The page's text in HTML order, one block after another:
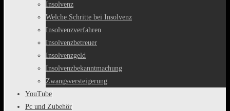
Insolvenz
Welche Schritte bei Insolvenz
Insolvenzverfahren
Insolvenzbetreuer
Insolvenzgeld
Insolvenzbekanntmachung
Zwangsversteigerung
YouTube
Pc und Zubehör